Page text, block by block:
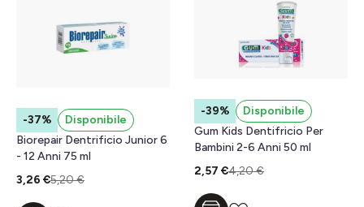
-37%
Disponibile
Biorepair Dentrificio Junior 6
- 12 Anni 75 ml
3,26 €5,20 €
-39%
Disponibile
Gum Kids Dentifricio Per
Bambini 2-6 Anni 50 ml
2,57 €4,20 €